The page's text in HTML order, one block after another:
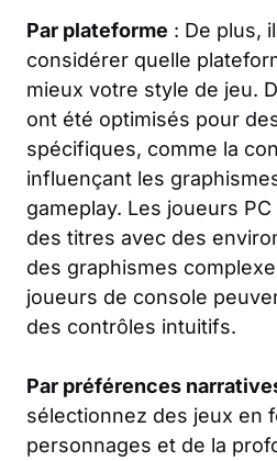
Par plateforme : De plus,
considérer quelle
mieux votre style de jeu.
ont été optimisés pour
spécifiques, comme la
influençant les
gameplay. Les joueurs
des titres avec des
des graphismes
joueurs de console
des contrôles intuitifs.
Par préférences
sélectionnez des jeux en
personnages et de la